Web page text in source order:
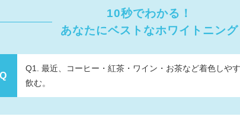
10秒でわかる！
あなたにベストなホワイトニング
Q1. 最近、コーヒー・紅茶・ワイン・お茶など着色しや
飲む。